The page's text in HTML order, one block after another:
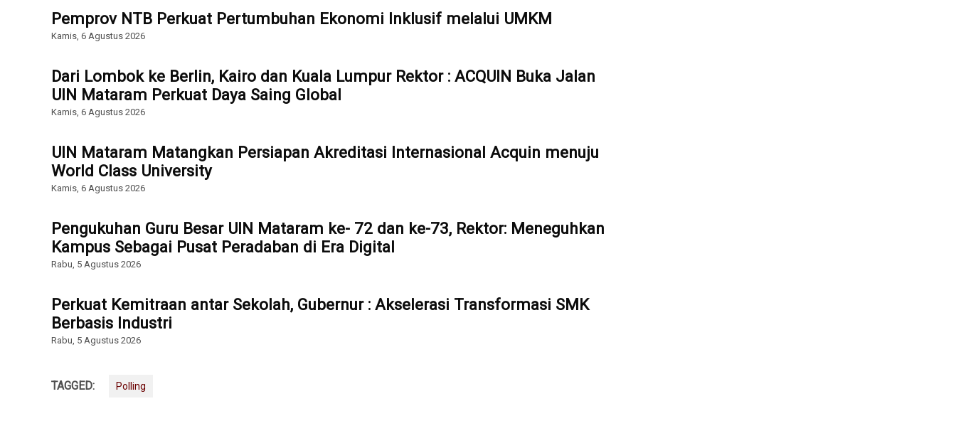
Pemprov NTB Perkuat Pertumbuhan Ekonomi Inklusif melalui UMKM
Kamis, 6 Agustus 2026
Dari Lombok ke Berlin, Kairo dan Kuala Lumpur Rektor : ACQUIN Buka Jalan
UIN Mataram Perkuat Daya Saing Global
Kamis, 6 Agustus 2026
UIN Mataram Matangkan Persiapan Akreditasi Internasional Acquin menuju
World Class University
Kamis, 6 Agustus 2026
Pengukuhan Guru Besar UIN Mataram ke- 72 dan ke-73, Rektor: Meneguhkan
Kampus Sebagai Pusat Peradaban di Era Digital
Rabu, 5 Agustus 2026
Perkuat Kemitraan antar Sekolah, Gubernur : Akselerasi Transformasi SMK
Berbasis Industri
Rabu, 5 Agustus 2026
TAGGED: Polling